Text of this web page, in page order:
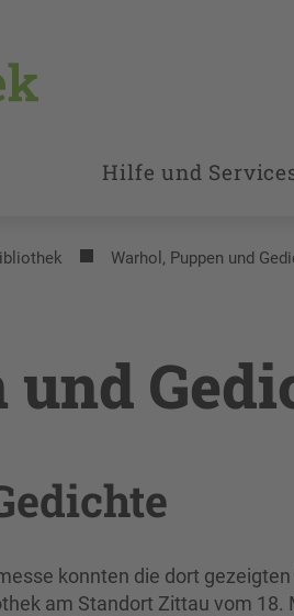
Hilfe und
Warhol, Puppen und
konnten die dort
am Standort Zittau vom 18.